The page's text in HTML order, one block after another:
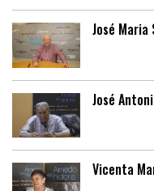
José
José
Vicenta